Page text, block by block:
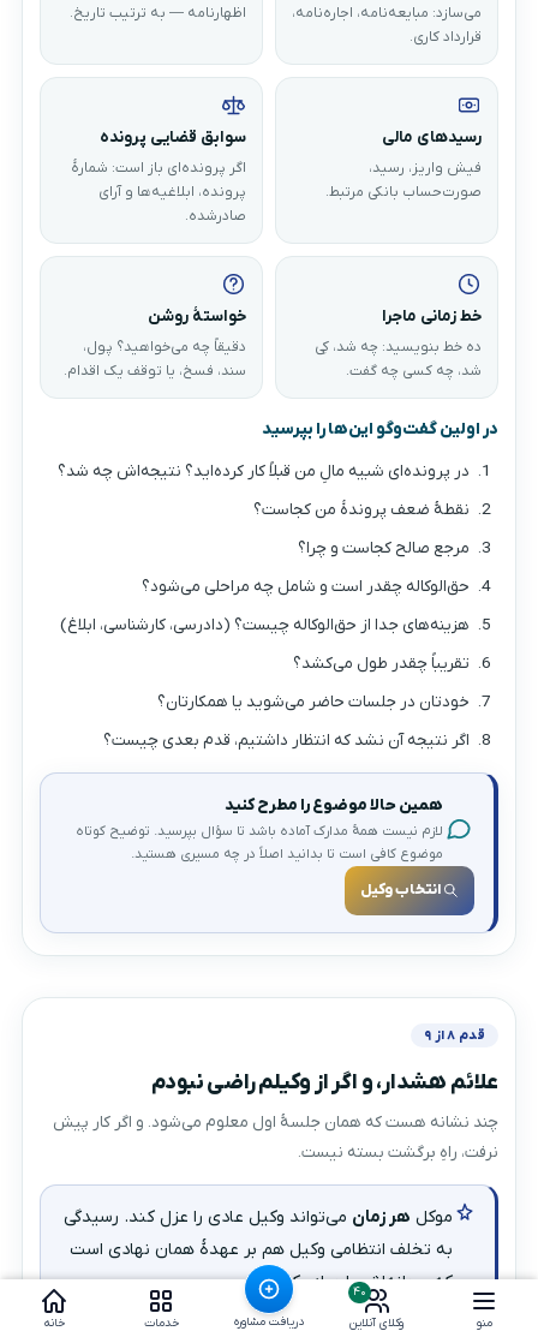
منو
۴۰
وکلای آنلاین
دریافت مشاوره خدمات خانه
می‌سازد: مبایعه‌نامه، اجاره‌نامه،
قرارداد کاری.
اظهارنامه — به ترتیب تاریخ.
رسیدهای مالی
فیش واریز، رسید،
صورت‌حساب بانکی مرتبط.
سوابق قضایی پرونده
اگر پرونده‌ای باز است: شمارهٔ
پرونده، ابلاغیه‌ها و آرای
صادرشده.
خط زمانی ماجرا
ده خط بنویسید: چه شد، کِی
شد، چه کسی چه گفت.
خواستهٔ روشن
دقیقاً چه می‌خواهید؟ پول،
سند، فسخ، یا توقف یک اقدام.
در اولین گفت‌وگو این‌ها را بپرسید
در پرونده‌ای شبیه مالِ من قبلاً کار کرده‌اید؟ نتیجه‌اش چه شد؟
نقطهٔ ضعف پروندهٔ من کجاست؟
مرجع صالح کجاست و چرا؟
حق‌الوکاله چقدر است و شامل چه مراحلی می‌شود؟
هزینه‌های جدا از حق‌الوکاله چیست؟ (دادرسی، کارشناسی، ابلاغ)
تقریباً چقدر طول می‌کشد؟
خودتان در جلسات حاضر می‌شوید یا همکارتان؟
اگر نتیجه آن نشد که انتظار داشتیم، قدم بعدی چیست؟
همین حالا موضوع را مطرح کنید
لازم نیست همهٔ مدارک آماده باشد تا سؤال بپرسید. توضیح کوتاه
موضوع کافی است تا بدانید اصلاً در چه مسیری هستید.
انتخاب وکیل
قدم ۸ از ۹
علائم هشدار، و اگر از وکیلم راضی نبودم
چند نشانه هست که همان جلسهٔ اول معلوم می‌شود. و اگر کار پیش
نرفت، راهِ برگشت بسته نیست.
موکل هر زمان می‌تواند وکیل عادی را عزل کند. رسیدگی
به تخلف انتظامی وکیل هم بر عهدهٔ همان نهادی است
که پروانه‌اش را صادر کرده.